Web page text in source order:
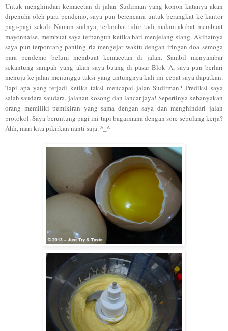
Untuk menghindari kemacetan di jalan Sudirman yang konon katanya akan
dipenuhi oleh para pendemo, saya pun berencana untuk berangkat ke kantor
pagi-pagi sekali. Namun sialnya, terlambat tidur tadi malam akibat membuat
mayonnaise, membuat saya terbangun ketika hari menjelang siang. Akibatnya
saya pun terpontang-panting ria mengejar waktu dengan iringan doa semoga
para pendemo belum membuat kemacetan di jalan. Sambil menyambar
sekantung sampah yang akan saya buang di pasar Blok A, saya pun berlari
menuju ke jalan menunggu taksi yang untungnya kali ini cepat saya dapatkan.
Tapi apa yang terjadi ketika taksi mencapai jalan Sudirman? Prediksi saya
salah saudara-saudara, jalanan kosong dan lancar jaya! Sepertinya kebanyakan
orang memiliki pemikiran yang sama dengan saya dan menghindari jalan
protokol. Saya beruntung pagi ini tapi bagaimana dengan sore sepulang kerja?
Ahh, mari kita pikirkan nanti saja. ^_^